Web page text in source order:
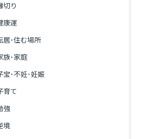
切り
康運
居･住む場所
族･家庭
宝･不妊･妊娠
育て
強
境